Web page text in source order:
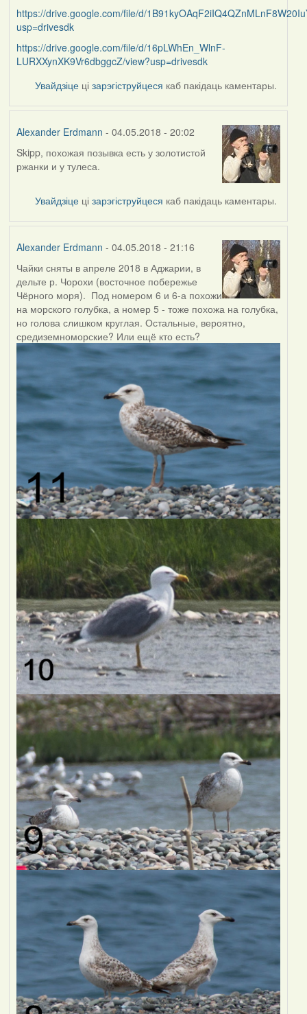
https://drive.google.com/file/d/
usp=drivesdk
https://drive.google.com/file/d/16pLWhEn_WlnF-
LURXXynXK9Vr6dbggcZ/view?usp=drivesdk
Увайдзіце цізарэгіструйцеся каб пакідаць каментары.
Alexander Erdmann - 04.05.2018 - 20:02
In
reply
Skipp, похожая позывка есть у золотистой
ржанки и у тулеса.
Увайдзіце цізарэгіструйцеся каб пакідаць каментары.
Alexander Erdmann - 04.05.2018 - 21:16
Чайки сняты в апреле 2018 в Аджарии, в
дельте р. Чорохи (восточное побережье
Чёрного моря). Под номером 6 и 6-а похожи
на морского голубка, а номер 5 - тоже похожа на голубка,
но голова слишком круглая. Остальные, вероятно,
средиземноморские? Или ещё кто есть?